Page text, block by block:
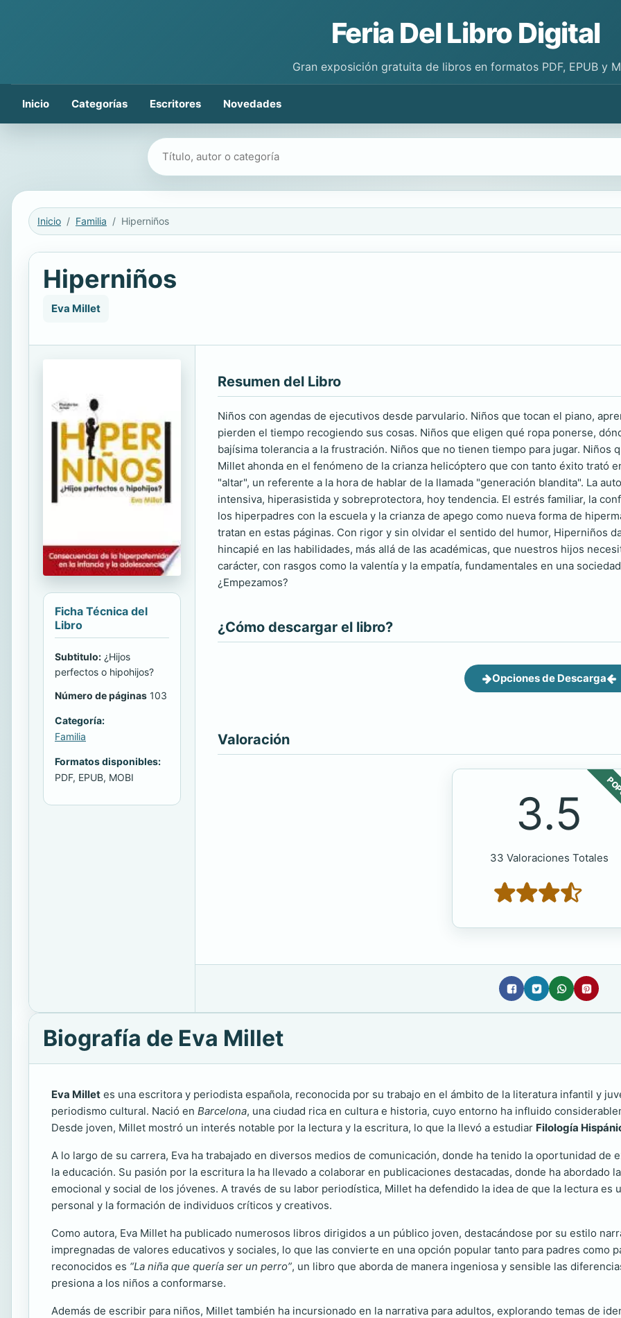
Feria Del Libro Digital
Gran exposición gratuita de libros en formatos PDF, EPUB y
Inicio Categorías Escritores Novedades
Buscar libros
Inicio Familia Hiperniños
Hiperniños
Eva Millet
Ficha Técnica del
Libro
Subtitulo: ¿Hijos
perfectos o hipohijos?
Número de páginas 103
Categoría:
Familia
Formatos disponibles:
PDF, EPUB, MOBI
Resumen del Libro
Niños con agendas de ejecutivos desde parvulario. Niños que tocan el piano,
pierden el tiempo recogiendo sus cosas. Niños que eligen qué ropa ponerse,
bajísima tolerancia a la frustración. Niños que no tienen tiempo para jugar. Niños
Millet ahonda en el fenómeno de la crianza helicóptero que con tanto éxito trató
"altar", un referente a la hora de hablar de la llamada "generación blandita". La
intensiva, hiperasistida y sobreprotectora, hoy tendencia. El estrés familiar, la
los hiperpadres con la escuela y la crianza de apego como nueva forma de
tratan en estas páginas. Con rigor y sin olvidar el sentido del humor, Hiperniños
hincapié en las habilidades, más allá de las académicas, que nuestros hijos
carácter, con rasgos como la valentía y la empatía, fundamentales en una
¿Empezamos?
¿Cómo descargar el libro?
Opciones de Descarga
Valoración
3.5
33 Valoraciones Totales
Biografía de Eva Millet
Eva Millet es una escritora y periodista española, reconocida por su trabajo en el ámbito de la literatura infantil y
periodismo cultural. Nació en Barcelona, una ciudad rica en cultura e historia, cuyo entorno ha influido
Desde joven, Millet mostró un interés notable por la lectura y la escritura, lo que la llevó a estudiar Filología
A lo largo de su carrera, Eva ha trabajado en diversos medios de comunicación, donde ha tenido la oportunidad
la educación. Su pasión por la escritura la ha llevado a colaborar en publicaciones destacadas, donde ha abordado
emocional y social de los jóvenes. A través de su labor periodística, Millet ha defendido la idea de que la lectura es
personal y la formación de individuos críticos y creativos.
Como autora, Eva Millet ha publicado numerosos libros dirigidos a un público joven, destacándose por su estilo
impregnadas de valores educativos y sociales, lo que las convierte en una opción popular tanto para padres como
reconocidos es “La niña que quería ser un perro”, un libro que aborda de manera ingeniosa y sensible las
presiona a los niños a conformarse.
Además de escribir para niños, Millet también ha incursionado en la narrativa para adultos, explorando temas de